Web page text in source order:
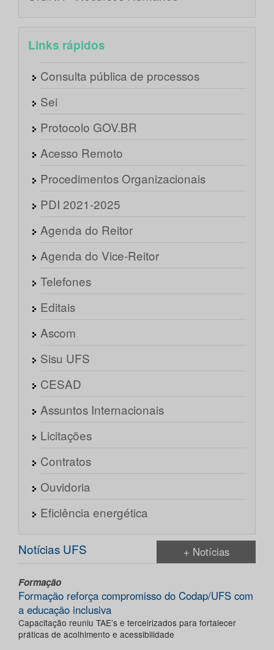
Links rápidos
Consulta pública de processos
Sei
Protocolo GOV.BR
Acesso Remoto
Procedimentos Organizacionais
PDI 2021-2025
Agenda do Reitor
Agenda do Vice-Reitor
Telefones
Editais
Ascom
Sisu UFS
CESAD
Assuntos Internacionais
Licitações
Contratos
Ouvidoria
Eficiência energética
Notícias UFS + Notícias
Formação
Formação reforça compromisso do Codap/UFS com
a educação inclusiva
Capacitação reuniu TAE’s e terceirizados para fortalecer
práticas de acolhimento e acessibilidade